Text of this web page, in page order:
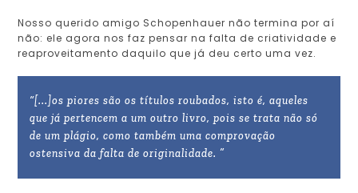
Nosso querido amigo Schopenhauer não termina por aí
não: ele agora nos faz pensar na falta de criatividade e
reaproveitamento daquilo que já deu certo uma vez.
“[...]os piores são os títulos roubados, isto é, aqueles
que já pertencem a um outro livro, pois se trata não só
de um plágio, como também uma comprovação
ostensiva da falta de originalidade. ”